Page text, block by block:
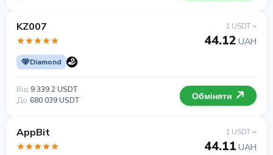
KZ007
Diamond
1 USDT =
44.12 UAH
Від 9 339.2 USDT
До 680 039 USDT Обміняти
AppBit 1 USDT =
44.11 UAH